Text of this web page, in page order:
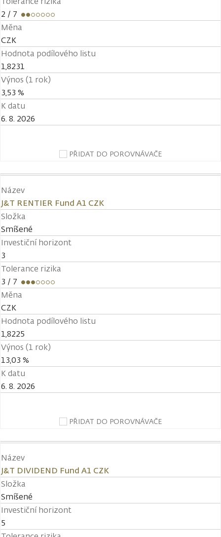
2 / 7
Měna
CZK
Hodnota podílového listu
1,8231
Výnos (1 rok)
3,53 %
K datu
6. 8. 2026
PŘIDAT DO POROVNÁVAČE
Název
J&T RENTIER Fund A1 CZK
Složka
Smíšené
Investiční horizont
3
Tolerance rizika
3 / 7
Měna
CZK
Hodnota podílového listu
1,8225
Výnos (1 rok)
13,03 %
K datu
6. 8. 2026
PŘIDAT DO POROVNÁVAČE
Název
J&T DIVIDEND Fund A1 CZK
Složka
Smíšené
Investiční horizont
5